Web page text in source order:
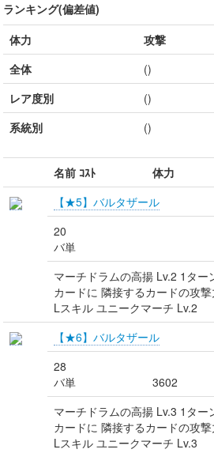
ランキング(偏差値)
体力
攻撃
全体
()
レア度別
()
系統別
()
名前 ｺｽﾄ 体力
【★5】バルタザール
20
バ単
マーチドラムの高揚 Lv.2 1タ
カードに 隣接するカードの攻
Lスキル ユニークマーチ Lv.2
【★6】バルタザール
28
バ単
3602
マーチドラムの高揚 Lv.3 1タ
カードに 隣接するカードの攻
Lスキル ユニークマーチ Lv.3